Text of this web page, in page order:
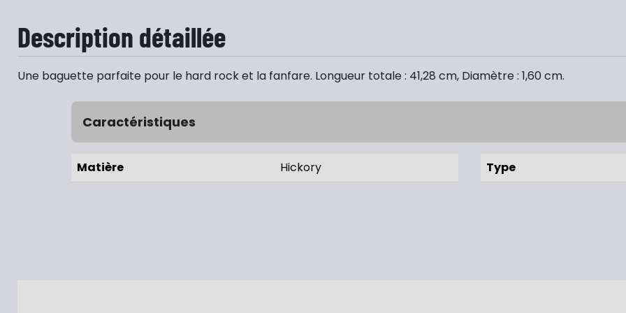
Description détaillée
Une baguette parfaite pour le hard rock et la fanfare. Longueur totale : 41,28 cm, Diamètre : 1,60 cm.
Caractéristiques
Matière Hickory Type